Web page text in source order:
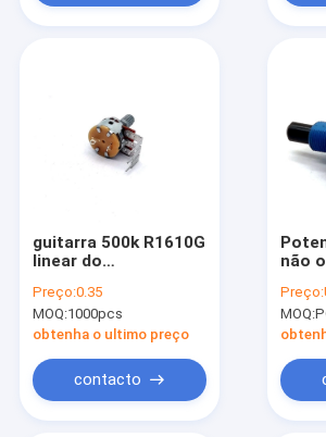
guitarra 500k R1610G
linear do
16mm do ohm 100k
Preço:0.35
MOQ:1000pcs
obtenha o ultimo preço
contacto
não
DPDT
Preço:
MOQ: